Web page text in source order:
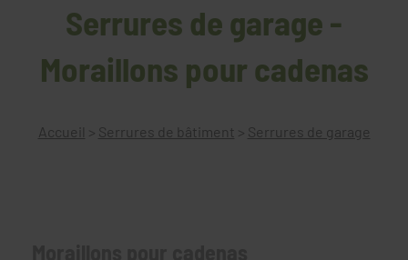
Serrures de garage -
Moraillons pour cadenas
Accueil > Serrures de bâtiment > Serrures de garage